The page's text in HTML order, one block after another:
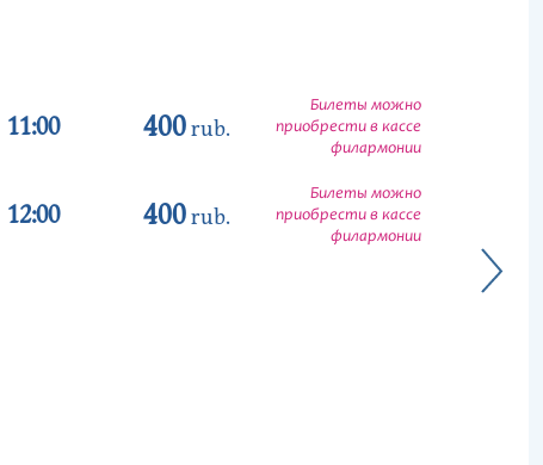
11:00 400rub.
Билеты можно
приобрести в кассе
филармонии
12:00 400rub.
Билеты можно
приобрести в кассе
филармонии